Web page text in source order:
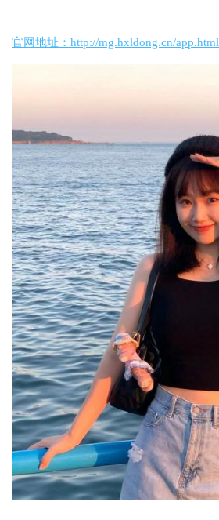
官网地址： http://mg.hxldong.cn/app.html